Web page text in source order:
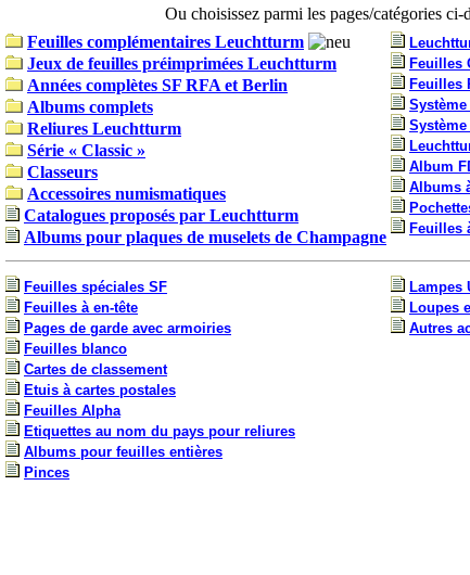
Ou choisissez parmi les pages/catégories ci-
Feuilles complémentaires Leuchtturm
Jeux de feuilles préimprimées Leuchtturm
Années complètes SF RFA et Berlin
Albums complets
Reliures Leuchtturm
Série « Classic »
Classeurs
Accessoires numismatiques
Catalogues proposés par Leuchtturm
Albums pour plaques de muselets de Champagne
Feuilles
Feuilles
Système
Système
Album
Albums
Feuilles
Feuilles spéciales SF
Feuilles à en-tête
Pages de garde avec armoiries
Feuilles blanco
Cartes de classement
Etuis à cartes postales
Feuilles Alpha
Etiquettes au nom du pays pour reliures
Albums pour feuilles entières
Pinces
Lampes
Loupes
Autres